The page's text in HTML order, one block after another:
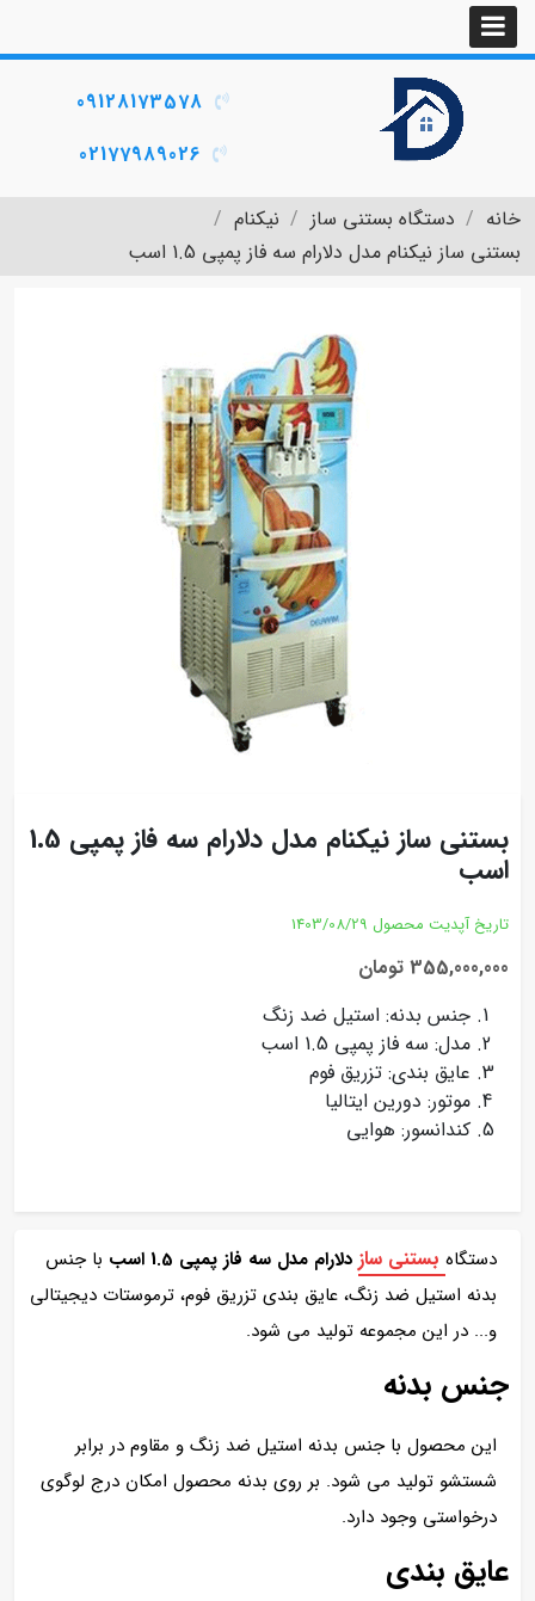
09128173578
02177989026
خانه دستگاه بستنی ساز
نیکنام
بستنی ساز نیکنام مدل دلارام سه فاز پمپی 1.5 اسب
بستنی ساز نیکنام مدل دلارام سه فاز پمپی 1.5
اسب
تاریخ آپدیت محصول 1403/08/29
355,000,000 تومان
جنس بدنه: استیل ضد زنگ
مدل: سه فاز پمپی 1.5 اسب
عایق بندی: تزریق فوم
موتور: دورین ایتالیا
کندانسور: هوایی
دستگاه بستنی ساز دلارام مدل سه فاز پمپی 1.5 اسب
با جنس
بدنه استیل ضد زنگ، عایق بندی تزریق فوم، ترموستات دیجیتالی
و... در این مجموعه تولید می شود.
جنس بدنه
این محصول با جنس بدنه استیل ضد زنگ و مقاوم در برابر
شستشو تولید می شود. بر روی بدنه محصول امکان درج لوگوی
درخواستی وجود دارد.
عایق بندی